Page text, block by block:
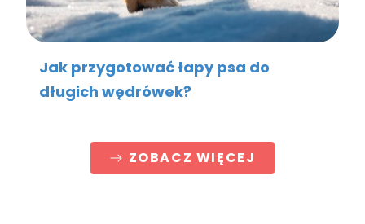
Jak przygotować łapy psa do
długich wędrówek?
ZOBACZ WIĘCEJ